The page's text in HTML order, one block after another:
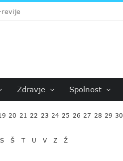
revije
Zdravje Spolnost
20 21 22 23 24 25 26 27 28 29 30
S Š T U V Z Ž